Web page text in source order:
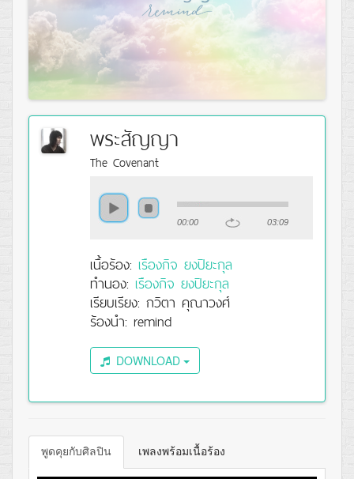
พระสัญญา
The Covenant
00:00 03:09
เนื้อร้อง:เรืองกิจ ยงปิยะกุล
ทำนอง:เรืองกิจ ยงปิยะกุล
เรียบเรียง: กวิตา คุณาวงศ์
ร้องนำ: remind
DOWNLOAD
พูดคุยกับศิลปิน เพลงพร้อมเนื้อร้อง